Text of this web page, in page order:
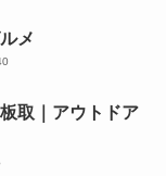
メ
取｜アウトドア